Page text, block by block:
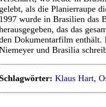
gelebt, als die Planierraupe
1997 wurde in Brasilien das
das das
Dokumentarfilm enthält.
und Brasilia
Schlagwörter: Klaus Hart,